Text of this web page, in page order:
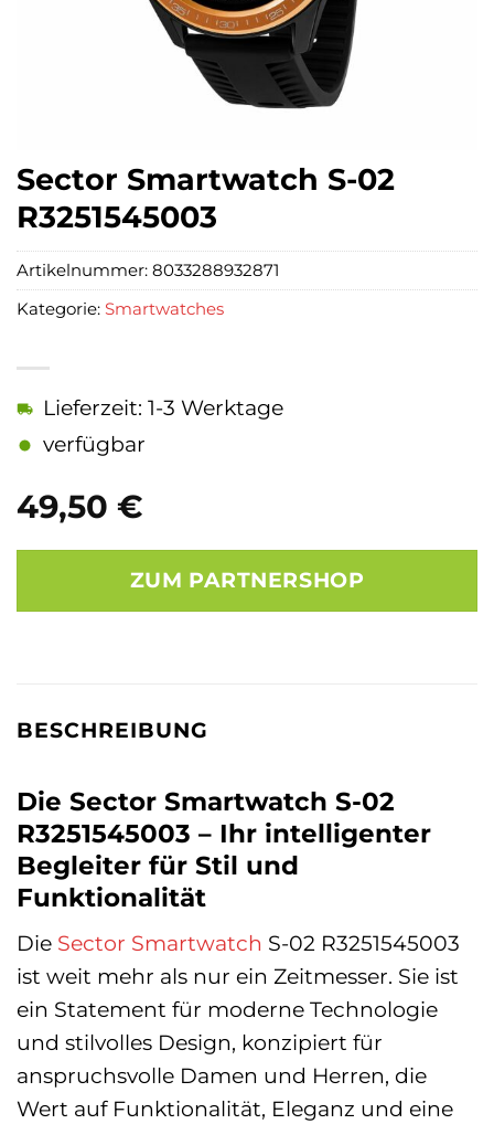
Sector Smartwatch S-02
R3251545003
49,50 €
Lieferzeit: 1-3 Werktage
verfügbar
ZUM PARTNERSHOP
Artikelnummer: 8033288932871
Kategorie: Smartwatches
BESCHREIBUNG
Die Sector Smartwatch S-02
R3251545003 – Ihr intelligenter
Begleiter für Stil und
Funktionalität
Die Sector Smartwatch S-02 R3251545003
ist weit mehr als nur ein Zeitmesser. Sie ist
ein Statement für moderne Technologie
und stilvolles Design, konzipiert für
anspruchsvolle Damen und Herren, die
Wert auf Funktionalität, Eleganz und eine